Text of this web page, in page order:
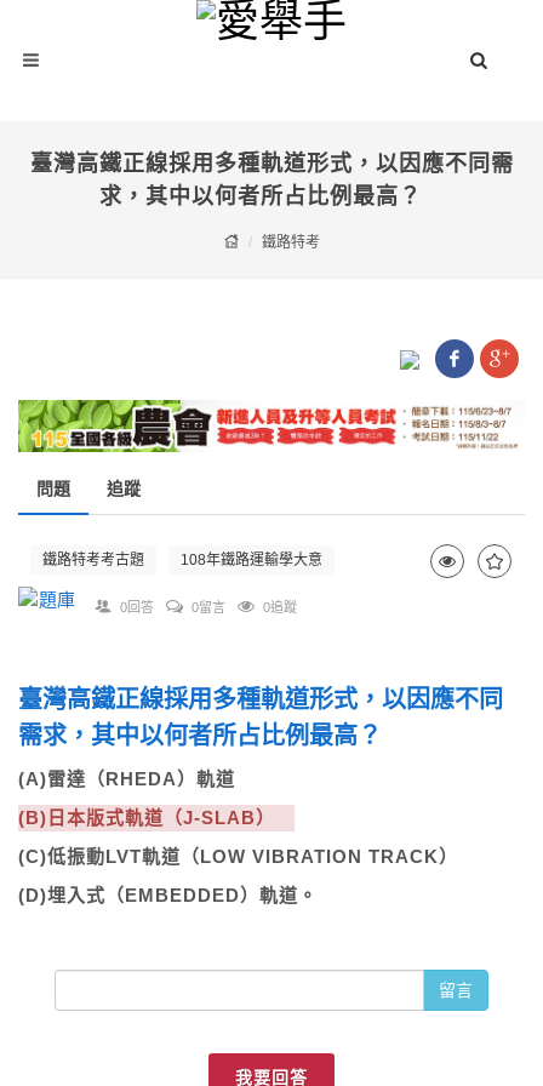
臺灣高鐵正線採用多種軌道形式，以因應不同需
求，其中以何者所占比例最高？
鐵路特考
問題 追蹤
鐵路特考考古題 108年鐵路運輸學大意
0回答 0留言 0追蹤
臺灣高鐵正線採用多種軌道形式，以因應不同
需求，其中以何者所占比例最高？
(A)雷達（RHEDA）軌道
(B)日本版式軌道（J-SLAB）
(C)低振動LVT軌道（LOW VIBRATION TRACK）
(D)埋入式（EMBEDDED）軌道。
留言
我要回答